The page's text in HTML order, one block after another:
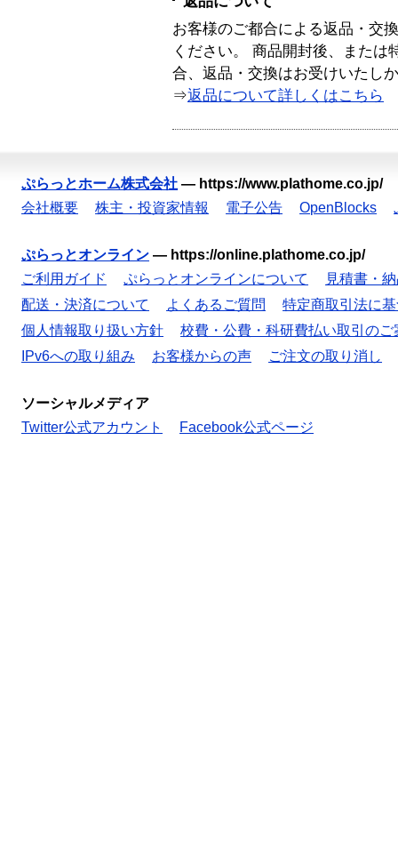
お客様のご都合による返品・交
ください。 商品開封後、または
合、返品・交換はお受けいたし
⇒返品について詳しくはこちら
ぷらっとホーム株式会社 — https://www.plathome.co.jp/
会社概要
株主・投資家情報 電子公告 OpenBlocks
ぷらっとオンライン — https://online.plathome.co.jp/
ご利用ガイド
ぷらっとオンラインについて
見積書・
配送・決済について
よくあるご質問
特定商取引法に
個人情報取り扱い方針
校費・公費・科研費払い取引のご
IPv6への取り組み
お客様からの声 ご注文の取り消し
ソーシャルメディア
Twitter公式アカウント
Facebook公式ページ